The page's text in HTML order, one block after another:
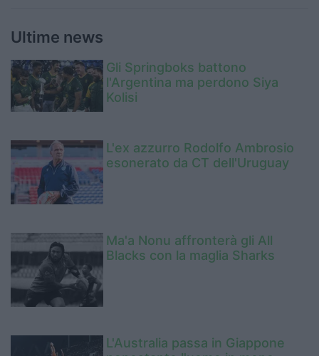
Ultime news
Gli Springboks battono
l'Argentina ma perdono Siya
Kolisi
L'ex azzurro Rodolfo Ambrosio
esonerato da CT dell'Uruguay
Ma'a Nonu affronterà gli All
Blacks con la maglia Sharks
L'Australia passa in Giappone